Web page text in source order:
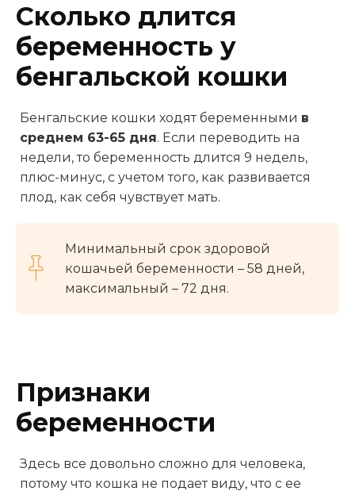
Сколько длится
беременность у
бенгальской кошки
Бенгальские кошки ходят беременными в
среднем 63-65 дня. Если переводить на
недели, то беременность длится 9 недель,
плюс-минус, с учетом того, как развивается
плод, как себя чувствует мать.
Минимальный срок здоровой
кошачьей беременности – 58 дней,
максимальный – 72 дня.
Признаки
беременности
Здесь все довольно сложно для человека,
потому что кошка не подает виду, что с ее